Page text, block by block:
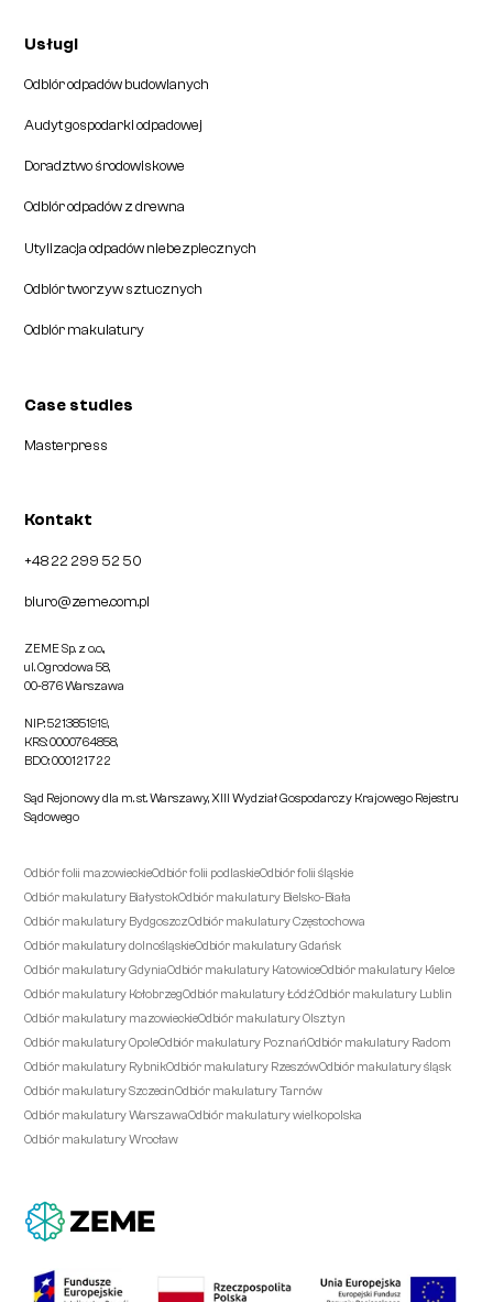
Usługi
Odbiór odpadów budowlanych
Audyt gospodarki odpadowej
Doradztwo środowiskowe
Odbiór odpadów z drewna
Utylizacja odpadów niebezpiecznych
Odbiór tworzyw sztucznych
Odbiór makulatury
Case studies
Masterpress
Kontakt
+48 22 299 52 50
biuro@zeme.com.pl
ZEME Sp. z o.o.,
ul. Ogrodowa 58,
00-876 Warszawa
NIP: 5213851919,
KRS: 0000764858,
BDO: 000121722
Sąd Rejonowy dla m. st. Warszawy, XIII Wydział Gospodarczy Krajowego Rejestru
Sądowego
Odbiór folii mazowieckieOdbiór folii podlaskieOdbiór folii śląskie
Odbiór makulatury BiałystokOdbiór makulatury Bielsko-Biała
Odbiór makulatury BydgoszczOdbiór makulatury Częstochowa
Odbiór makulatury dolnośląskieOdbiór makulatury Gdańsk
Odbiór makulatury GdyniaOdbiór makulatury KatowiceOdbiór makulatury Kielce
Odbiór makulatury KołobrzegOdbiór makulatury ŁódźOdbiór makulatury Lublin
Odbiór makulatury mazowieckieOdbiór makulatury Olsztyn
Odbiór makulatury OpoleOdbiór makulatury PoznańOdbiór makulatury Radom
Odbiór makulatury RybnikOdbiór makulatury RzeszówOdbiór makulatury śląsk
Odbiór makulatury SzczecinOdbiór makulatury Tarnów
Odbiór makulatury WarszawaOdbiór makulatury wielkopolska
Odbiór makulatury Wrocław